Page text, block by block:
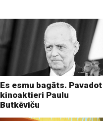
Es esmu bagāts. Pavadot
kinoaktieri Paulu
Butkēviču